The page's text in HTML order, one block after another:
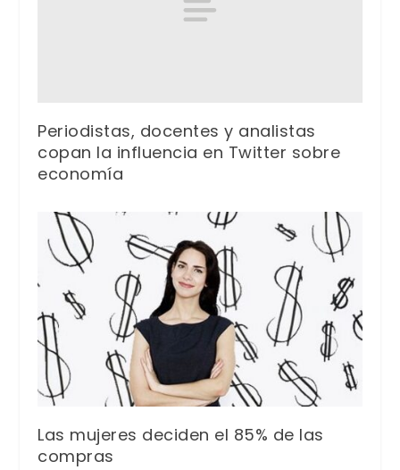
Periodistas, docentes y analistas
copan la influencia en Twitter sobre
economía
Las mujeres deciden el 85% de las
compras